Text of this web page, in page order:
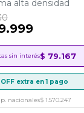
alta densidad
sin interés$ 79.167
extra en 1 pago
nacionales$ 1.570.247